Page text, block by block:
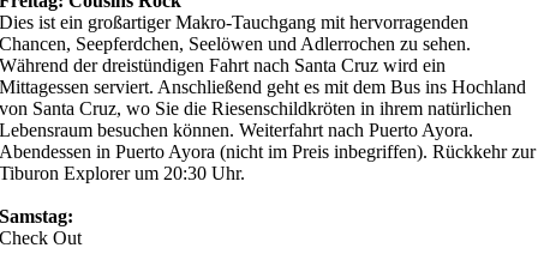
Dies ist ein großartiger Makro-Tauchgang mit hervorragenden
Chancen, Seepferdchen, Seelöwen und Adlerrochen zu sehen.
Während der dreistündigen Fahrt nach Santa Cruz wird ein
Mittagessen serviert. Anschließend geht es mit dem Bus ins Hochland
von Santa Cruz, wo Sie die Riesenschildkröten in ihrem natürlichen
Lebensraum besuchen können. Weiterfahrt nach Puerto Ayora.
Abendessen in Puerto Ayora (nicht im Preis inbegriffen). Rückkehr zur
Tiburon Explorer um 20:30 Uhr.
Samstag:
Check Out